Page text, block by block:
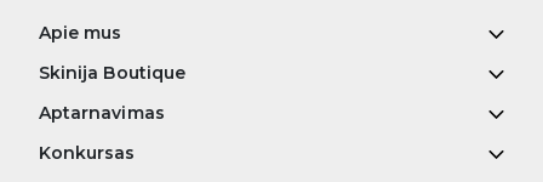
Apie mus
Skinija Boutique
Aptarnavimas
Konkursas